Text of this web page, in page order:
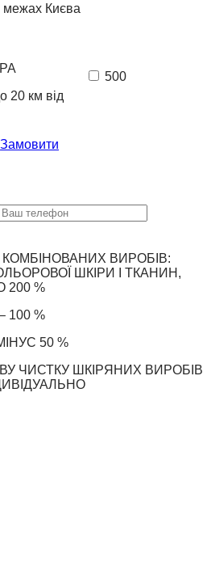
межах Києва
20 км від
500
Замовити
ВИРОБІВ:
ШКІРИ І ТКАНИН,
200 %
100 %
50 %
ЧИСТКУ ШКІРЯНИХ ВИРОБІВ